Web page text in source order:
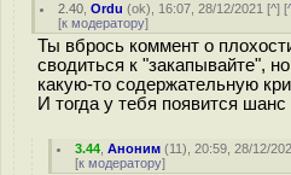
2.40 ,Ordu (ok), 16:07, 28/12/2021 [^] [
[к модератору]
Ты вбрось коммент о
сводиться к "закапывайте",
какую-то содержательную
И тогда у тебя появится
3.44 ,Аноним (11), 20:59, 28/12/
[к модератору]